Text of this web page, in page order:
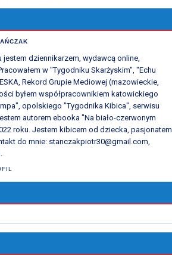
jestem dziennikarzem, wydawcą online,
w "Tygodniku Skarżyskim", "Echu
Rekord Grupie Mediowej (mazowieckie,
byłem współpracownikiem katowickiego
opolskiego "Tygodnika Kibica", serwisu
autorem ebooka "Na biało-czerwonym
roku. Jestem kibicem od dziecka, pasjonatem
do mnie: stanczakpiotr30@gmail.com,